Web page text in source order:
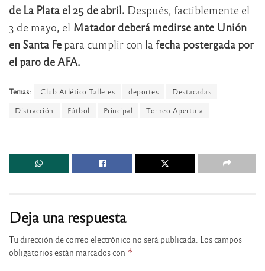
de La Plata el 25 de abril. Después, factiblemente el
3 de mayo, el Matador deberá medirse ante Unión
en Santa Fe para cumplir con la fecha postergada por
el paro de AFA.
Temas: Club Atlético Talleres deportes
Destacadas
Distracción
Fútbol Principal Torneo Apertura
Deja una respuesta
Tu dirección de correo electrónico no será publicada. Los campos
obligatorios están marcados con *